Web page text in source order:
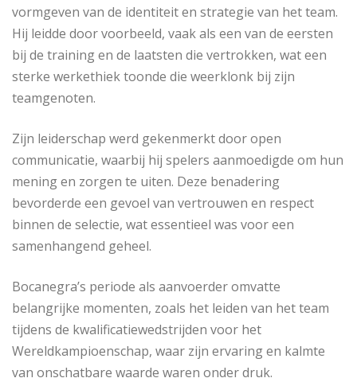
vormgeven van de identiteit en strategie van het team.
Hij leidde door voorbeeld, vaak als een van de eersten
bij de training en de laatsten die vertrokken, wat een
sterke werkethiek toonde die weerklonk bij zijn
teamgenoten.
Zijn leiderschap werd gekenmerkt door open
communicatie, waarbij hij spelers aanmoedigde om hun
mening en zorgen te uiten. Deze benadering
bevorderde een gevoel van vertrouwen en respect
binnen de selectie, wat essentieel was voor een
samenhangend geheel.
Bocanegra’s periode als aanvoerder omvatte
belangrijke momenten, zoals het leiden van het team
tijdens de kwalificatiewedstrijden voor het
Wereldkampioenschap, waar zijn ervaring en kalmte
van onschatbare waarde waren onder druk.